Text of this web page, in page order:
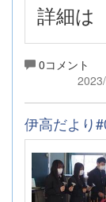
詳細は
0コメント
伊高だより